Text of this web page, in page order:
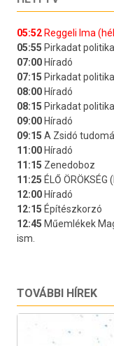
TOVÁBBI HÍREK